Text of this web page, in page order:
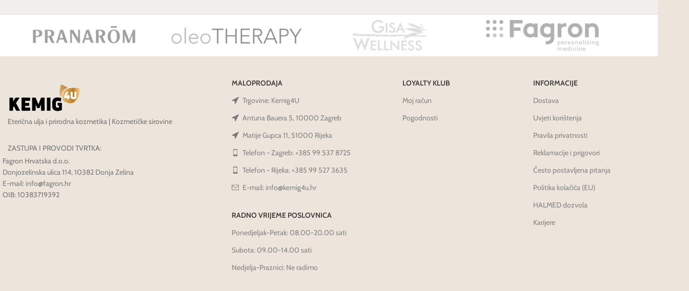
Eterična ulja i prirodna kozmetika | Kozmetičke sirovine
ZASTUPA I PROVODI TVRTKA:
Fagron Hrvatska d.o.o.
Donjozelinska ulica 114, 10382 Donja Zelina
E-mail: info@fagron.hr
OIB: 10383719392
MALOPRODAJA
Trgovine: Kemig4U
Antuna Bauera 5, 10000 Zagreb
Matije Gupca 11, 51000 Rijeka
Telefon - Zagreb: +385 99 537 8725
Telefon - Rijeka: +385 99 527 3635
E-mail: info@kemig4u.hr
RADNO VRIJEME POSLOVNICA
Ponedjeljak-Petak: 08.00-20.00 sati
Subota: 09.00-14.00 sati
Nedjelja-Praznici: Ne radimo
LOYALTY KLUB
Moj račun
Pogodnosti
INFORMACIJE
Dostava
Uvjeti korištenja
Pravila privatnosti
Reklamacije i prigovori
Često postavljena pitanja
Politika kolačića (EU)
HALMED dozvola
Karijere